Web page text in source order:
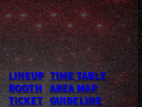
LINEUP TIME TABLE
BOOTH AREA MAP
TICKET GUIDELINE